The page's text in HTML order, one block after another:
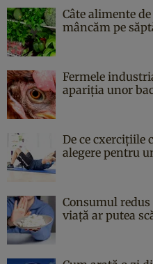
Câte alimente
mâncăm pe
Fermele
apariția unor
De ce cxercițiile
alegere pentru
Consumul
viață ar putea